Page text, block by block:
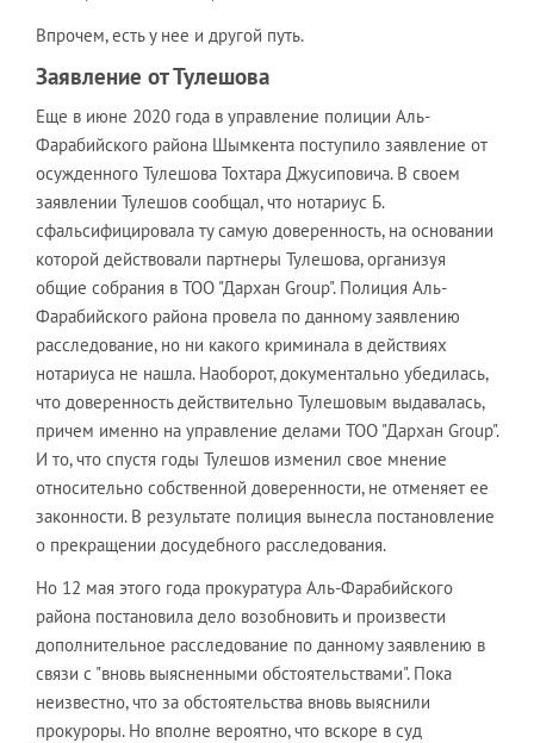
Впрочем, есть у нее и другой путь.
Заявление от Тулешова
Еще в июне 2020 года в управление полиции Аль-
Фарабийского района Шымкента поступило заявление от
осужденного Тулешова Тохтара Джусиповича. В своем
заявлении Тулешов сообщал, что нотариус Б.
сфальсифицировала ту самую доверенность, на основании
которой действовали партнеры Тулешова, организуя
общие собрания в ТОО "Дархан Group". Полиция Аль-
Фарабийского района провела по данному заявлению
расследование, но ни какого криминала в действиях
нотариуса не нашла. Наоборот, документально убедилась,
что доверенность действительно Тулешовым выдавалась,
причем именно на управление делами ТОО "Дархан Group".
И то, что спустя годы Тулешов изменил свое мнение
относительно собственной доверенности, не отменяет ее
законности. В результате полиция вынесла постановление
о прекращении досудебного расследования.
Но 12 мая этого года прокуратура Аль-Фарабийского
района постановила дело возобновить и произвести
дополнительное расследование по данному заявлению в
связи с "вновь выясненными обстоятельствами". Пока
неизвестно, что за обстоятельства вновь выяснили
прокуроры. Но вполне вероятно, что вскоре в суд